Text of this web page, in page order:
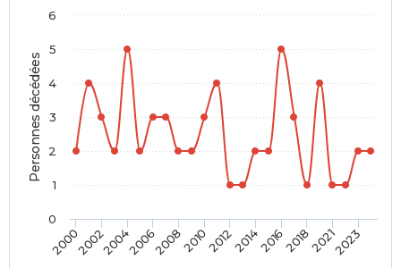
Personnes décédées
200020022004200620082010201220142016201820212023
0
1
2
3
4
5
6